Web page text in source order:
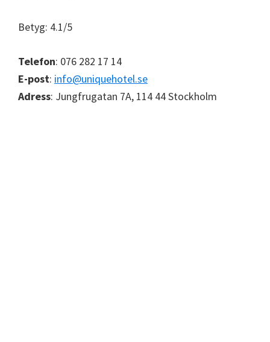
Betyg: 4.1/5
Telefon: 076 282 17 14
E-post: info@uniquehotel.se
Adress: Jungfrugatan 7A, 114 44 Stockholm